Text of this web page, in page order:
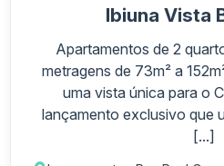
Ibiuna Vista
Apartamentos de 2
metragens de 73m² a
uma vista única para o
lançamento exclusivo que
[...]